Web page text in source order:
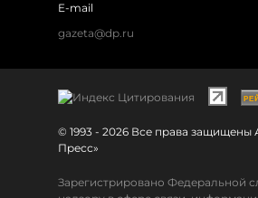
E-mail
gazeta@dp.ru
© 1993 - 2026 Все права
Пресс»
Зарегистрировано Федеральной